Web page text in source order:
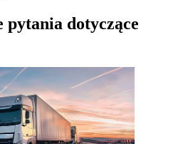
pytania dotyczące